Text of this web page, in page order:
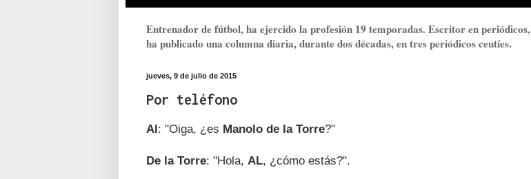
Entrenador de fútbol, ha ejercido la profesión 19 temporadas. Escritor en periódicos,
ha publicado una columna diaria, durante dos décadas, en tres periódicos ceutíes.
jueves, 9 de julio de 2015
Por teléfono
Al: "Oiga, ¿es Manolo de la Torre?"
De la Torre: "Hola, AL, ¿cómo estás?".